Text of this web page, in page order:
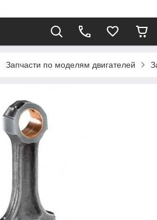
Запчасти по моделям двигателей